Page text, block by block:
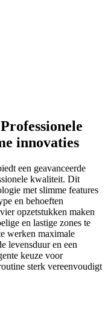
innovaties
een geavanceerde
kwaliteit. Dit
met slimme features
en behoeften
opzetstukken maken
en lastige zones te
werken maximale
levensduur en een
keuze voor
sterk vereenvoudigt